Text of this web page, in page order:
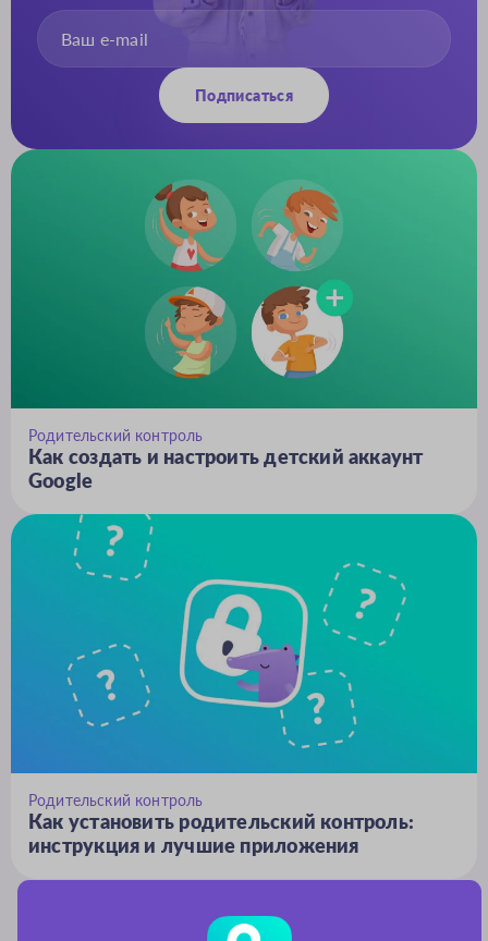
Подписаться
Родительский контроль
Как создать и настроить детский аккаунт
Google
Родительский контроль
Как установить родительский контроль:
инструкция и лучшие приложения